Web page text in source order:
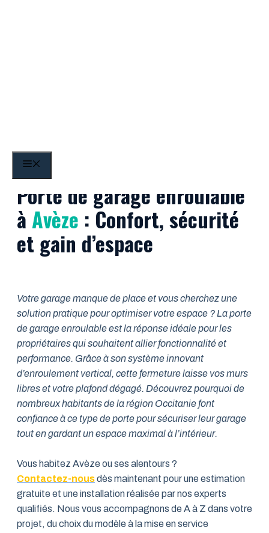
Porte de garage enroulable
à Avèze : Confort, sécurité
et gain d’espace
Votre garage manque de place et vous cherchez une
solution pratique pour optimiser votre espace ? La porte
de garage enroulable est la réponse idéale pour les
propriétaires qui souhaitent allier fonctionnalité et
performance. Grâce à son système innovant
d’enroulement vertical, cette fermeture laisse vos murs
libres et votre plafond dégagé. Découvrez pourquoi de
nombreux habitants de la région Occitanie font
confiance à ce type de porte pour sécuriser leur garage
tout en gardant un espace maximal à l’intérieur.
Vous habitez Avèze ou ses alentours ?
Contactez-nousdès maintenant pour une estimation
gratuite et une installation réalisée par nos experts
qualifiés. Nous vous accompagnons de A à Z dans votre
projet, du choix du modèle à la mise en service